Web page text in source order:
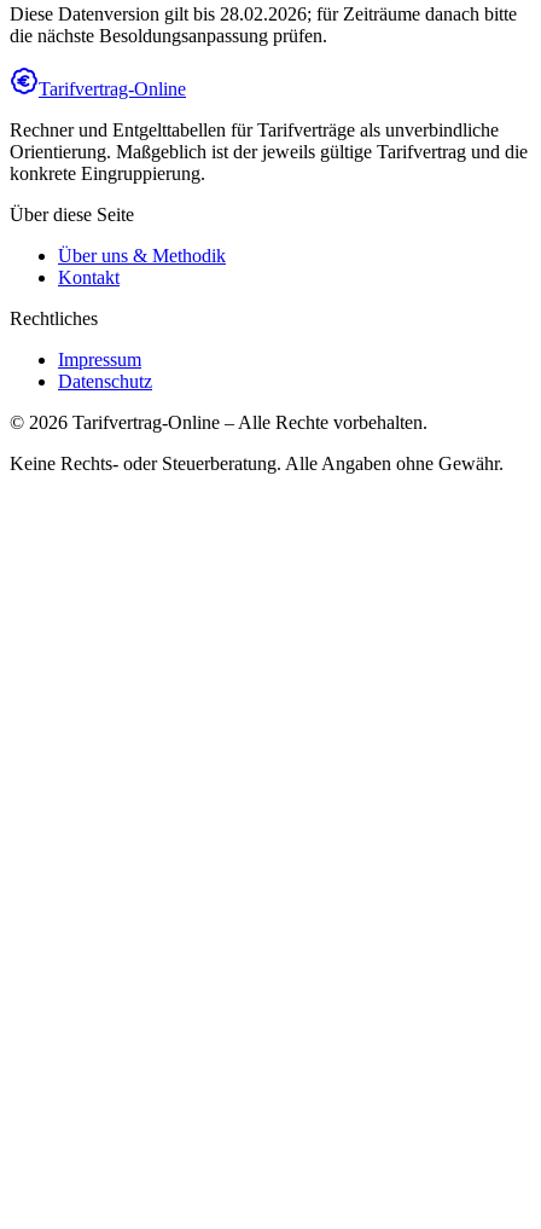
Diese Datenversion gilt bis 28.02.2026; für Zeiträume danach bitte
die nächste Besoldungsanpassung prüfen.
Tarifvertrag-Online
Rechner und Entgelttabellen für Tarifverträge als unverbindliche
Orientierung. Maßgeblich ist der jeweils gültige Tarifvertrag und die
konkrete Eingruppierung.
Über diese Seite
Über uns & Methodik
Kontakt
Rechtliches
Impressum
Datenschutz
© 2026 Tarifvertrag-Online – Alle Rechte vorbehalten.
Keine Rechts- oder Steuerberatung. Alle Angaben ohne Gewähr.